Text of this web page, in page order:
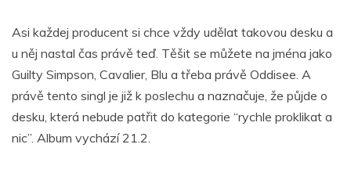
Asi každej producent si chce vždy udělat takovou desku a
u něj nastal čas právě teď. Těšit se můžete na jména jako
Guilty Simpson, Cavalier, Blu a třeba právě Oddisee. A
právě tento singl je již k poslechu a naznačuje, že půjde o
desku, která nebude patřit do kategorie “rychle proklikat a
nic”. Album vychází 21.2.